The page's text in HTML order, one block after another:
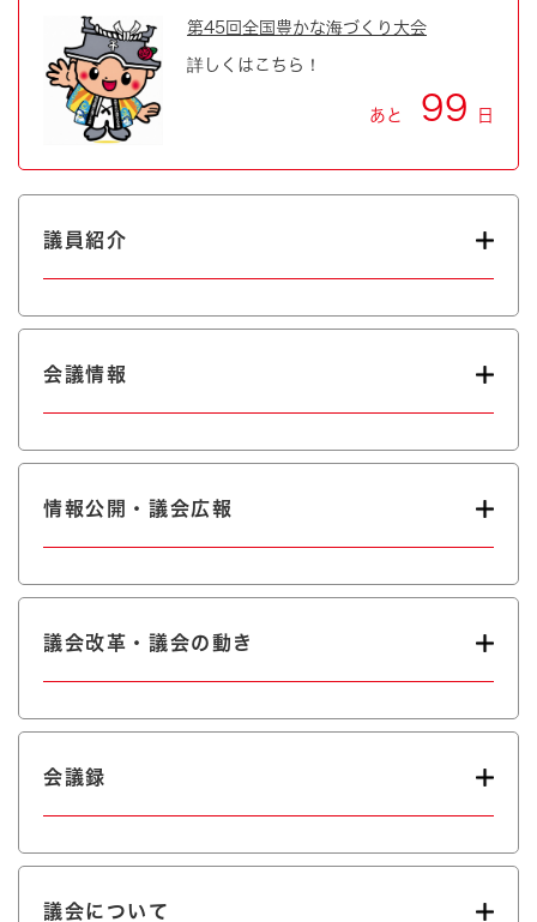
第45回全国豊かな海づくり大会
詳しくはこちら！
あと 99 日
議員紹介
会議情報
情報公開・議会広報
議会改革・議会の動き
会議録
議会について